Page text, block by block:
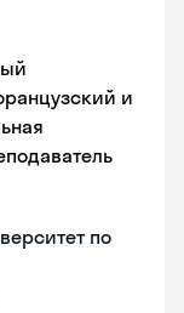
и
по